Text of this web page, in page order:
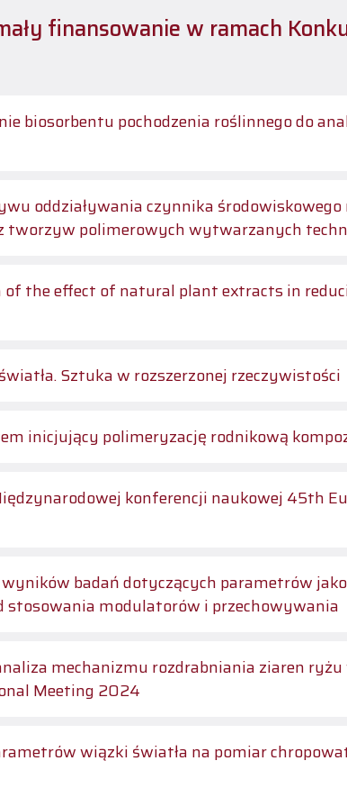
finansowanie w ramach
biosorbentu pochodzenia roślinnego do
oddziaływania czynnika
tworzyw polimerowych wytwarzanych
the effect of natural plant extracts in
Sztuka w rozszerzonej rzeczywistości
inicjujący polimeryzację rodnikową
konferencji naukowej 45th
badań dotyczących parametrów
stosowania modulatorów i przechowywania
Meeting 2024